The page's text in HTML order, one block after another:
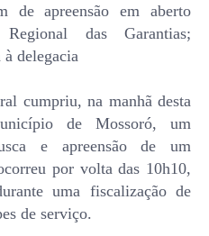
de apreensão em aberto
das Garantias;
delegacia
cumpriu, na manhã desta
de Mossoró, um
e apreensão de um
por volta das 10h10,
uma fiscalização de
de serviço.